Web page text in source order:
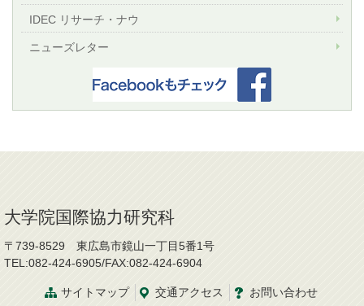
IDEC リサーチ・ナウ
ニューズレター
大学院国際協力研究科
〒739-8529 東広島市鏡山一丁目5番1号
TEL:082-424-6905/FAX:082-424-6904
サイトマップ 交通アクセス お問い合わせ